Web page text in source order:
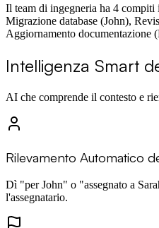
Il team di ingegneria ha 4
Migrazione database (John),
Aggiornamento documentazione
Intelligenza Smart
AI che comprende il contesto e
Rilevamento Automatico
Dì "per John" o "assegnato a
l'assegnatario.